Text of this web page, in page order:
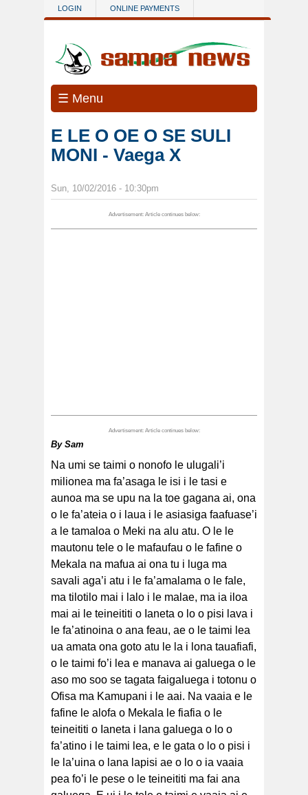
Skip to main content
LOGIN ONLINE PAYMENTS
☰ Menu
E LE O OE O SE SULI
MONI - Vaega X
Sun, 10/02/2016 - 10:30pm
By Sam
Na umi se taimi o nonofo le ulugali’i
milionea ma fa’asaga le isi i le tasi e
aunoa ma se upu na la toe gagana ai, ona
o le fa’ateia o i laua i le asiasiga faafuase’i
a le tamaloa o Meki na alu atu. O le le
mautonu tele o le mafaufau o le fafine o
Mekala na mafua ai ona tu i luga ma
savali aga’i atu i le fa’amalama o le fale,
ma tilotilo mai i lalo i le malae, ma ia iloa
mai ai le teineititi o Ianeta o lo o pisi lava i
le fa’atinoina o ana feau, ae o le taimi lea
ua amata ona goto atu le la i lona tauafiafi,
o le taimi fo’i lea e manava ai galuega o le
aso mo soo se tagata faigaluega i totonu o
Ofisa ma Kamupani i le aai. Na vaaia e le
fafine le alofa o Mekala le fiafia o le
teineititi o Ianeta i lana galuega o lo o
fa’atino i le taimi lea, e le gata o lo o pisi i
le la’uina o lana lapisi ae o lo o ia vaaia
pea fo’i le pese o le teineititi ma fai ana